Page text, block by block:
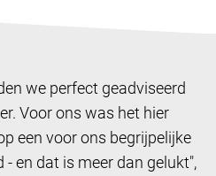
we perfect geadviseerd
Voor ons was het hier
een voor ons begrijpelijke
en dat is meer dan gelukt",